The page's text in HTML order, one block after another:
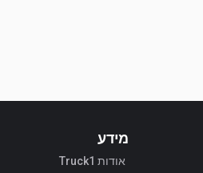
מידע
אודות Truck1